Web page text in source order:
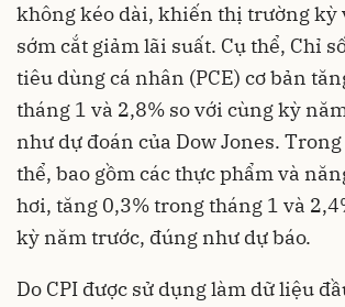
không kéo dài, khiến thị trường kỳ
sớm cắt giảm lãi suất. Cụ thể, Chỉ
tiêu dùng cá nhân (PCE) cơ bản
tháng 1 và 2,8% so với cùng kỳ
như dự đoán của Dow Jones.
thể, bao gồm các thực phẩm và
hơi, tăng 0,3% trong tháng 1 và
kỳ năm trước, đúng như dự báo.
Do CPI được sử dụng làm dữ liệu